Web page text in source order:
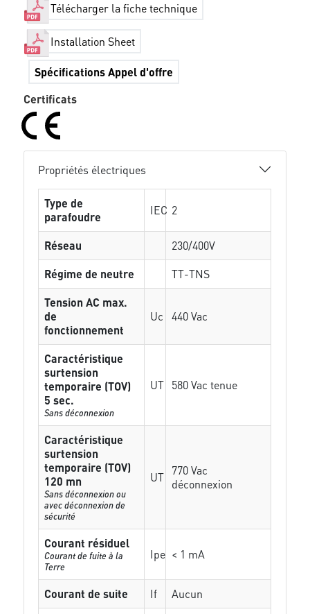
Télécharger la fiche technique
Installation Sheet
Spécifications Appel d'offre
Certificats
Propriétés électriques
Type de
parafoudre
IEC 2
Réseau
230/400V
Régime de neutre
TT-TNS
Tension AC max.
de
fonctionnement
Uc 440 Vac
Caractéristique
surtension
temporaire (TOV)
5 sec.
Sans déconnexion
UT 580 Vac tenue
Caractéristique
surtension
temporaire (TOV)
120 mn
Sans déconnexion ou
avec déconnexion de
sécurité
UT 770 Vac
déconnexion
Courant résiduel
Courant de fuite à la
Terre
Ipe < 1 mA
Courant de suite If
Aucun